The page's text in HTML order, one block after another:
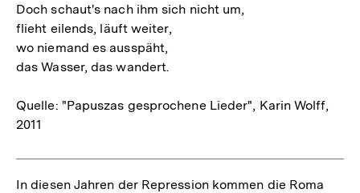
Doch schaut's nach ihm sich nicht um,
flieht eilends, läuft weiter,
wo niemand es ausspäht,
das Wasser, das wandert.
Quelle: "Papuszas gesprochene Lieder", Karin Wolff,
2011
In diesen Jahren der Repression kommen die Roma